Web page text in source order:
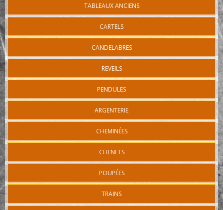
TABLEAUX ANCIENS
CARTELS
CANDELABRES
REVEILS
PENDULES
ARGENTERIE
CHEMINÉES
CHENETS
POUPÉES
TRAINS